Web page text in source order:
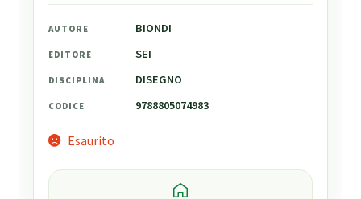
AUTORE BIONDI
EDITORE SEI
DISCIPLINA DISEGNO
CODICE 9788805074983
Esaurito